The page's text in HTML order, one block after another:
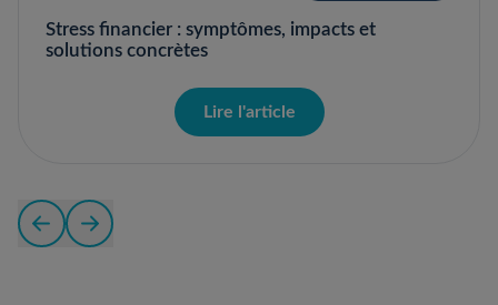
Stress financier : symptômes, impacts et
solutions concrètes
Lire l'article